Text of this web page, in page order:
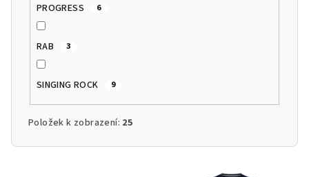
PROGRESS 6
RAB 3
SINGING ROCK 9
Položek k zobrazení: 25